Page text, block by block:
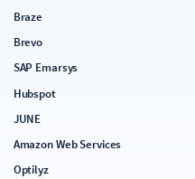
Braze
Brevo
SAP Emarsys
Hubspot
JUNE
Amazon Web Services
Optilyz